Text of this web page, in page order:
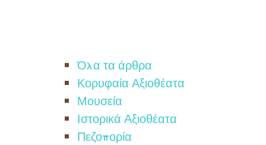
Όλα τα άρθρα
Κορυφαία Αξιοθέατα
Μουσεία
Ιστορικά Αξιοθέατα
Πεζοπορία